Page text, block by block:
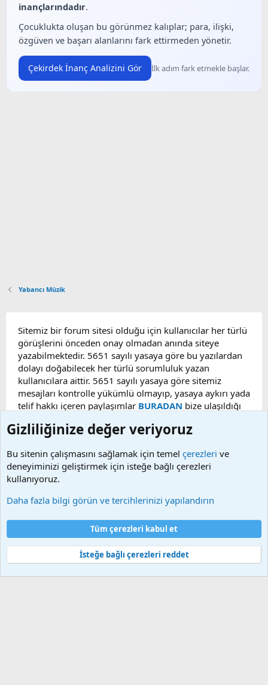
inançlarındadır.
Çocuklukta oluşan bu görünmez kalıplar; para, ilişki,
özgüven ve başarı alanlarını fark ettirmeden yönetir.
Çekirdek İnanç Analizini Gör İlk adım fark etmekle başlar.
Yabancı Müzik
Sitemiz bir forum sitesi olduğu için kullanıcılar her türlü
görüşlerini önceden onay olmadan anında siteye
yazabilmektedir. 5651 sayılı yasaya göre bu yazılardan
dolayı doğabilecek her türlü sorumluluk yazan
kullanıcılara aittir. 5651 sayılı yasaya göre sitemiz
mesajları kontrolle yükümlü olmayıp, yasaya aykırı yada
telif hakkı içeren paylaşımlar BURADAN bize ulaşıldığı
kaldırılacaktır. Sitemizde Bulunan Videolar YouTube,
alınmaktadır. Telif hakları sorumluluğu bu sitelere aittir.
Videoların hiç biri sunucularımızda bulunmamaktadır.
Şartlar ve kurallar Gizlilik politikası
Ana sayfa
Community platform by XenForo® © 2010-2025 XenForo Ltd.
Bu forum XenGenTr © 2014 - 2026 ürünleri ile desteklenmektedir
Gizliliğinize değer veriyoruz
Bu sitenin çalışmasını sağlamak için temel çerezleri ve
deneyiminizi geliştirmek için isteğe bağlı çerezleri
kullanıyoruz.
Daha fazla bilgi görün ve tercihlerinizi yapılandırın
Tüm çerezleri kabul et
İsteğe bağlı çerezleri reddet